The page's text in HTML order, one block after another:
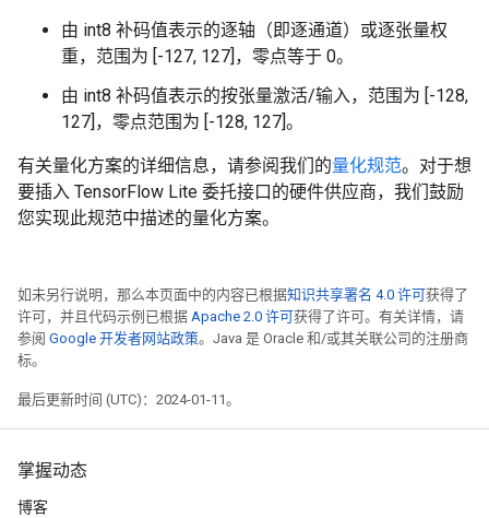
由 int8 补码值表示的逐轴（即逐通道）或逐张量权
重，范围为 [-127, 127]，零点等于 0。
由 int8 补码值表示的按张量激活/输入，范围为 [-128,
127]，零点范围为 [-128, 127]。
有关量化方案的详细信息，请参阅我们的量化规范。对于想
要插入 TensorFlow Lite 委托接口的硬件供应商，我们鼓励
您实现此规范中描述的量化方案。
如未另行说明，那么本页面中的内容已根据知识共享署名 4.0 许可获得了
许可，并且代码示例已根据 Apache 2.0 许可获得了许可。有关详情，请
参阅 Google 开发者网站政策。Java 是 Oracle 和/或其关联公司的注册商
标。
最后更新时间 (UTC)：2024-01-11。
掌握动态
博客